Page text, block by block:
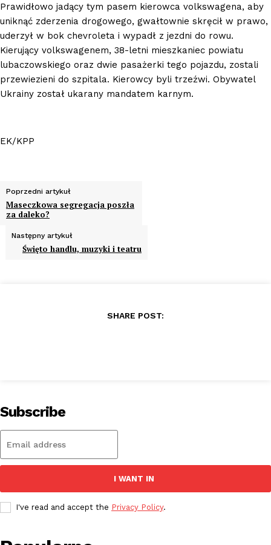
Prawidłowo jadący tym pasem kierowca volkswagena, aby
uniknąć zderzenia drogowego, gwałtownie skręcił w prawo,
uderzył w bok chevroleta i wypadł z jezdni do rowu.
Kierujący volkswagenem, 38-letni mieszkaniec powiatu
lubaczowskiego oraz dwie pasażerki tego pojazdu, zostali
przewiezieni do szpitala. Kierowcy byli trzeźwi. Obywatel
Ukrainy został ukarany mandatem karnym.
EK/KPP
Poprzedni artykuł
Maseczkowa segregacja poszła
za daleko?
Następny artykuł
Święto handlu, muzyki i teatru
SHARE POST:
Subscribe
I WANT IN
I've read and accept the Privacy Policy.